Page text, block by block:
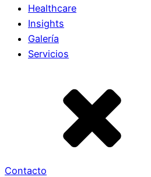
Healthcare
Insights
Galería
Servicios
Contacto